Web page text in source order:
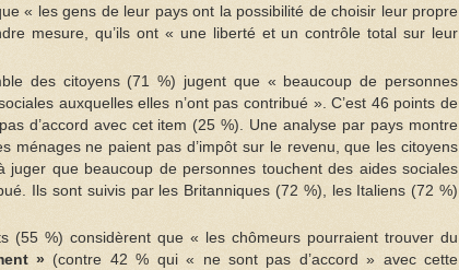
« les gens de leur pays ont la possibilité de choisir leur propre
mesure, qu’ils ont « une liberté et un contrôle total sur leur
des citoyens (71 %) jugent que « beaucoup de personnes
auxquelles elles n’ont pas contribué ». C’est 46 points de
d’accord avec cet item (25 %). Une analyse par pays montre
ménages ne paient pas d’impôt sur le revenu, que les citoyens
juger que beaucoup de personnes touchent des aides sociales
Ils sont suivis par les Britanniques (72 %), les Italiens (72 %)
(55 %) considèrent que « les chômeurs pourraient trouver du
» (contre 42 % qui « ne sont pas d’accord » avec cette